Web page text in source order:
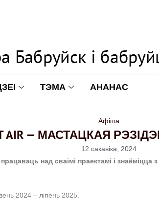
ТЭМА АНАНАС
Афіша
AIR — МАСТАЦКАЯ
12 сакавіка, 2024
над сваімі праектамі і знаёміцца
2024 – ліпень 2025.